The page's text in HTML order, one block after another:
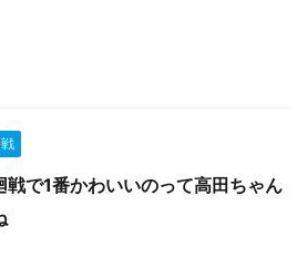
戦で1番かわいいのって高田ちゃん